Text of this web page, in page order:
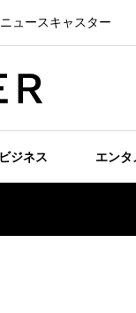
ュースキャスター
ビジネス エンタ